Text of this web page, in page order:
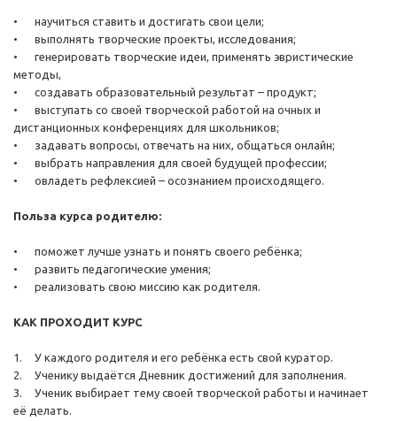
•
научиться ставить и достигать свои цели;
•
выполнять творческие проекты, исследования;
•
генерировать творческие идеи, применять эвристические
методы,
•
создавать образовательный результат – продукт;
•
выступать со своей творческой работой на очных и
дистанционных конференциях для школьников;
•
задавать вопросы, отвечать на них, общаться онлайн;
•
выбрать направления для своей будущей профессии;
•
овладеть рефлексией – осознанием происходящего.
Польза курса родителю:
•
поможет лучше узнать и понять своего ребёнка;
•
развить педагогические умения;
•
реализовать свою миссию как родителя.
КАК ПРОХОДИТ КУРС
1.
У каждого родителя и его ребёнка есть свой куратор.
2.
Ученику выдаётся Дневник достижений для заполнения.
3.
Ученик выбирает тему своей творческой работы и начинает
её делать.